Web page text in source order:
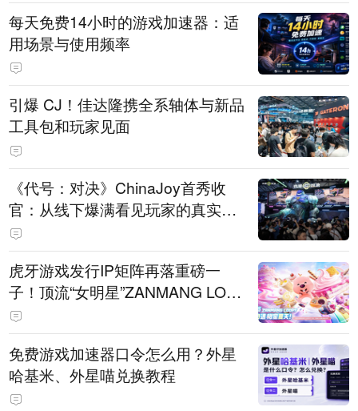
每天免费14小时的游戏加速器：适
用场景与使用频率
引爆 CJ！佳达隆携全系轴体与新品
工具包和玩家见面
《代号：对决》ChinaJoy首秀收
官：从线下爆满看见玩家的真实期
待
虎牙游戏发行IP矩阵再落重磅一
子！顶流“女明星”ZANMANG LOO
PY 正版3D消除手游《消消奇遇》
惊喜曝光
免费游戏加速器口令怎么用？外星
哈基米、外星喵兑换教程